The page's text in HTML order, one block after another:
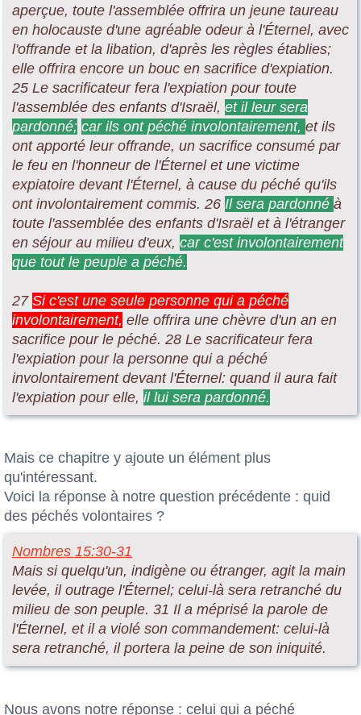
aperçue, toute l'assemblée offrira un jeune taureau
en holocauste d'une agréable odeur à l'Éternel, avec
l'offrande et la libation, d'après les règles établies;
elle offrira encore un bouc en sacrifice d'expiation.
25 Le sacrificateur fera l'expiation pour toute
l'assemblée des enfants d'Israël, et il leur sera
pardonné; car ils ont péché involontairement, et ils
ont apporté leur offrande, un sacrifice consumé par
le feu en l'honneur de l'Éternel et une victime
expiatoire devant l'Éternel, à cause du péché qu'ils
ont involontairement commis. 26 Il sera pardonné à
toute l'assemblée des enfants d'Israël et à l'étranger
en séjour au milieu d'eux, car c'est involontairement
que tout le peuple a péché.
27 Si c'est une seule personne qui a péché
involontairement, elle offrira une chèvre d'un an en
sacrifice pour le péché. 28 Le sacrificateur fera
l'expiation pour la personne qui a péché
involontairement devant l'Éternel: quand il aura fait
l'expiation pour elle, il lui sera pardonné.
Mais ce chapitre y ajoute un élément plus
qu'intéressant.
Voici la réponse à notre question précédente : quid
des péchés volontaires ?
Nombres 15:30-31
Mais si quelqu'un, indigène ou étranger, agit la main
levée, il outrage l'Éternel; celui-là sera retranché du
milieu de son peuple. 31 Il a méprisé la parole de
l'Éternel, et il a violé son commandement: celui-là
sera retranché, il portera la peine de son iniquité.
Nous avons notre réponse : celui qui a péché